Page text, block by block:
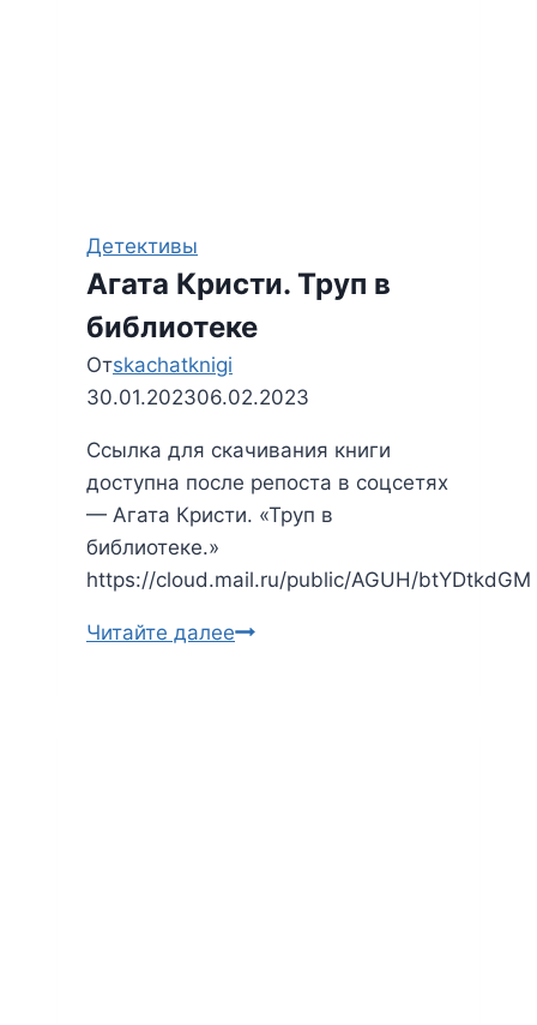
Детективы
Агата Кристи. Труп в
библиотеке
Отskachatknigi
30.01.202306.02.2023
Ссылка для скачивания книги
доступна после репоста в соцсетях
— Агата Кристи. «Труп в
библиотеке.»
https://cloud.mail.ru/public/AGUH/btYDtkdGM
Читайте далееАгата